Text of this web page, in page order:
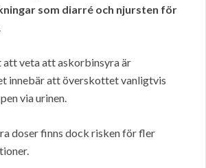
som diarré och njursten för
.
att veta att askorbinsyra är
innebär att överskottet vanligtvis
via urinen.
doser finns dock risken för fler